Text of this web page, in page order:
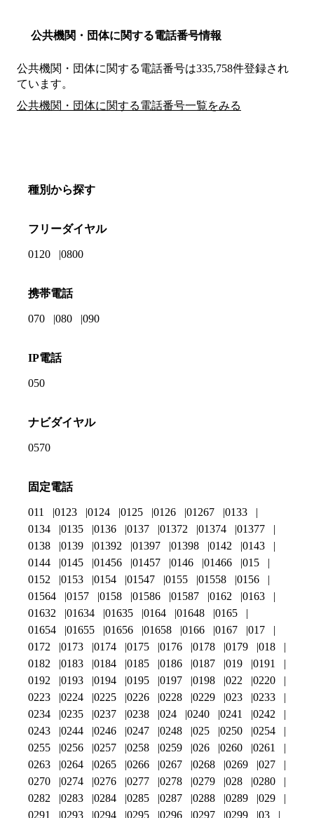
公共機関・団体に関する電話番号情報
公共機関・団体に関する電話番号は335,758件登録され
ています。
公共機関・団体に関する電話番号一覧をみる
種別から探す
フリーダイヤル
0120 0800
携帯電話
070 080 090
IP電話
050
ナビダイヤル
0570
固定電話
011 0123 0124 0125 0126 01267
0133
0134
0135 0136 0137 01372 01374
01377
0138
0139 01392 01397 01398 0142
0143
0144
0145 01456 01457 0146 01466
015
0152
0153 0154 01547 0155 01558
0156
01564
0157 0158 01586 01587 0162
0163
01632
01634 01635 0164 01648
0165
01654
01655 01656 01658 0166 0167
017
0172
0173 0174 0175 0176 0178 0179
018
0182
0183 0184 0185 0186 0187 019
0191
0192
0193 0194 0195 0197 0198 022
0220
0223
0224 0225 0226 0228 0229 023
0233
0234
0235 0237 0238 024 0240 0241
0242
0243
0244 0246 0247 0248 025 0250
0254
0255
0256 0257 0258 0259 026 0260
0261
0263
0264 0265 0266 0267 0268 0269
027
0270
0274 0276 0277 0278 0279 028
0280
0282
0283 0284 0285 0287 0288 0289
029
0291
0293 0294 0295 0296 0297 0299 03